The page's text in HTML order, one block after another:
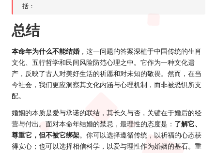
括：
总结
本命年为什么不能结婚 ，这一问题的答案深植于中国传统的生肖
文化、五行哲学和民间风险防范心理之中。它作为一种文化遗
产，反映了古人对美好生活的祈愿和对未知的敬畏。然而，在当
今社会，我们更应洞察其文化内涵与心理机制，而非被恐惧所支
配。
婚姻的本质是爱与承诺的联结，其长久与否，关键在于婚后的经
营与付出。面对本命年结婚的禁忌，最理性的态度是： 了解它、
尊重它，但不被它绑架。你可以选择遵循传统，以祈福的心态获
得安心；也可以选择相信科学，以爱与理性作为婚姻的基石。重